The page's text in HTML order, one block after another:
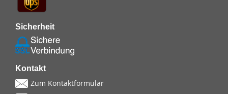
Sicherheit
Kontakt
Zum Kontaktformular